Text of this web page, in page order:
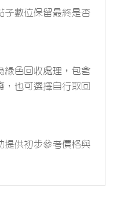
子數位保留最終是否
綠色回收處理，包含
也可選擇自行取回
提供初步參考價格與